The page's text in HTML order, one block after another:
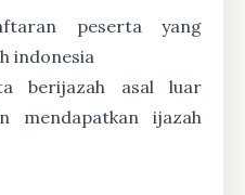
peserta yang
indonesia
berijazah asal luar
mendapatkan ijazah